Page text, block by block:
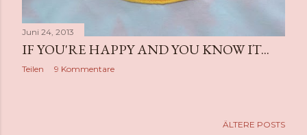
Juni 24, 2013
IF YOU'RE HAPPY AND YOU KNOW IT...
Teilen 9 Kommentare
ÄLTERE POSTS